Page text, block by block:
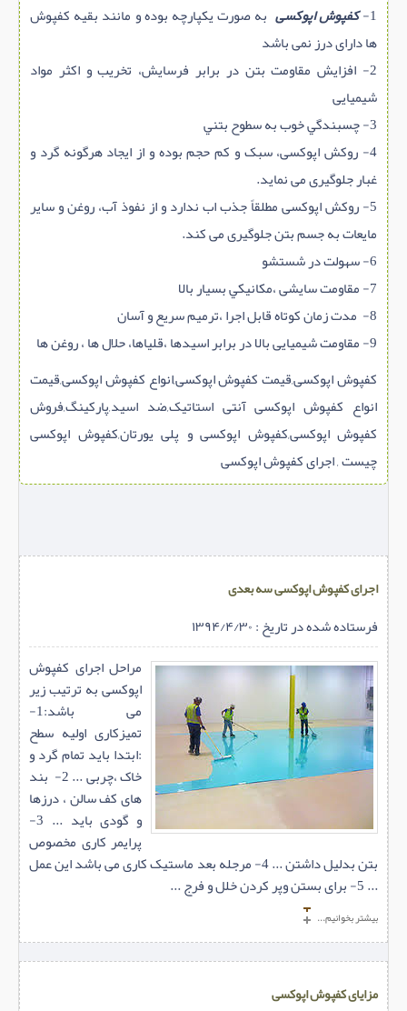
1- کفپوش اپوکسی به صورت یکپارچه بوده و مانند بقیه کفپوش
ها دارای درز نمی باشد
2- افزایش مقاومت بتن در برابر فرسایش، تخریب و اکثر مواد
شیمیایی
3- چسبندگي خوب به سطوح بتني
4- روکش اپوکسی، سبک و کم حجم بوده و از ایجاد هرگونه گرد و
غبار جلوگیری می نماید.
5- روکش اپوکسی مطلقاً جذب اب ندارد و از نفوذ آب، روغن و سایر
مایعات به جسم بتن جلوگیری می کند.
6- سهولت در شستشو
7- مقاومت سایشی ،مكانيكي بسیار بالا
8- مدت زمان کوتاه قابل اجرا ،ترمیم سریع و آسان
9- مقاومت شیمیایی بالا در برابر اسیدها ،قلیاها، حلال ها ، روغن ها
کفپوش اپوکسی,قیمت کفپوش اپوکسی,انواع کفپوش اپوکسی,قیمت
انواع کفپوش اپوکسی آنتی استاتیک,ضد اسید,پارکینگ,فروش
کفپوش اپوکسی,کفپوش اپوکسی و پلی یورتان,کفپوش اپوکسی
چیست , اجرای کفپوش اپوکسی
اجرای کفپوش اپوکسی سه بعدی
فرستاده شده در تاریخ : ۱۳۹۴/۴/۳۰
مراحل اجرای کفپوش
اپوکسی به ترتیب زیر
می باشد:1-
تمیزکاری اولیه سطح
:ابتدا باید تمام گرد و
خاک ،چربی ... 2- بند
های کف سالن ، درزها
و گودی باید ... 3-
پرایمر کاری مخصوص
بتن بدلیل داشتن ... 4- مرجله بعد ماستیک کاری می باشد این عمل
... 5- برای بستن وپر کردن خلل و فرج ...
بیشتر بخوانیم...
مزایای کفپوش اپوکسی